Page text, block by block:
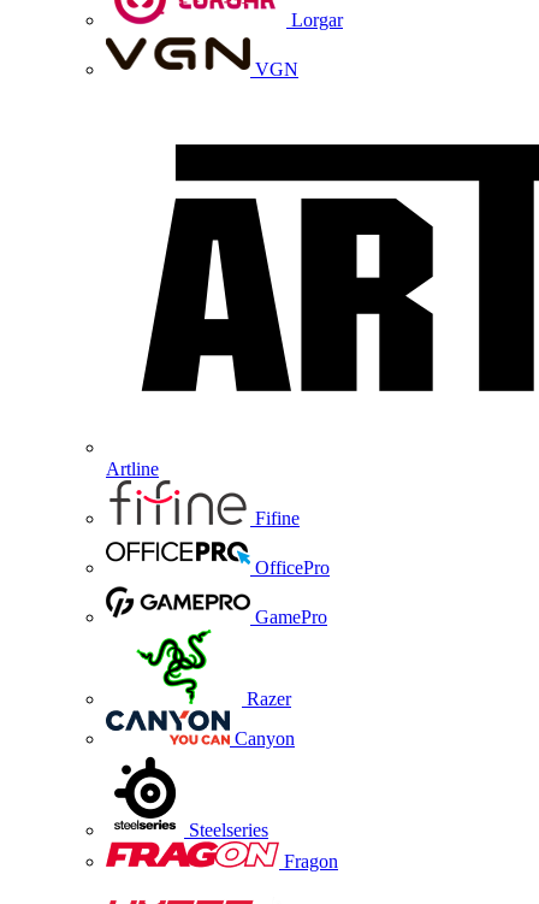
Lorgar
VGN
Artline
Fifine
OfficePro
GamePro
Razer
Canyon
Steelseries
Fragon